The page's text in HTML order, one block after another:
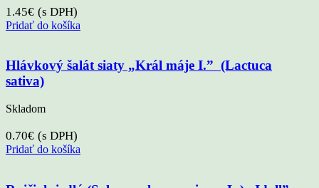
1.45€ (s DPH)
Pridať do košíka
Hlávkový šalát siaty „Král máje I.” (Lactuca
sativa)
Skladom
0.70€ (s DPH)
Pridať do košíka